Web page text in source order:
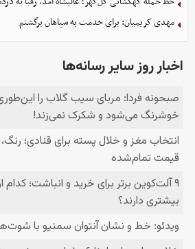
مهدی کریمیان: برای خدمت به سپاهان برگشتم